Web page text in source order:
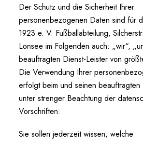
Der Schutz und die Sicherheit Ihrer
personenbezogenen Daten sind für
1923 e. V. Fußballabteilung,
Lonsee im Folgenden auch: „wir“,
beauftragten Dienst-Leister von
Die Verwendung Ihrer
erfolgt beim und seinen beauftragten
unter strenger Beachtung der
Vorschriften.
Sie sollen jederzeit wissen, welche